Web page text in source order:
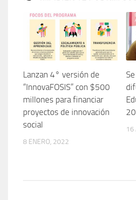
Lanzan 4° versión de
“InnovaFOSIS” con $500
millones para financiar
proyectos de innovación
social
8 ENERO, 2022
16